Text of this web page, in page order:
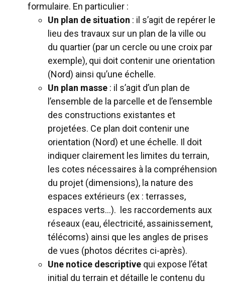
formulaire. En particulier :
Un plan de situation : il s’agit de repérer le
lieu des travaux sur un plan de la ville ou
du quartier (par un cercle ou une croix par
exemple), qui doit contenir une orientation
(Nord) ainsi qu’une échelle.
Un plan masse : il s’agit d’un plan de
l’ensemble de la parcelle et de l’ensemble
des constructions existantes et
projetées. Ce plan doit contenir une
orientation (Nord) et une échelle. Il doit
indiquer clairement les limites du terrain,
les cotes nécessaires à la compréhension
du projet (dimensions), la nature des
espaces extérieurs (ex : terrasses,
espaces verts…). les raccordements aux
réseaux (eau, électricité, assainissement,
télécoms) ainsi que les angles de prises
de vues (photos décrites ci-après).
Une notice descriptive qui expose l’état
initial du terrain et détaille le contenu du